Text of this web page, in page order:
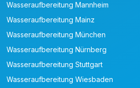
Wasseraufbereitung Mannheim
Wasseraufbereitung Mainz
Wasseraufbereitung München
Wasseraufbereitung Nürnberg
Wasseraufbereitung Stuttgart
Wasseraufbereitung Wiesbaden